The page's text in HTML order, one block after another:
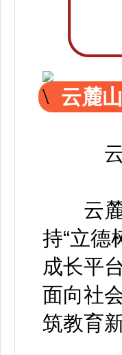
云麓
云
云麓
持“立德
成长平
面向社
筑教育